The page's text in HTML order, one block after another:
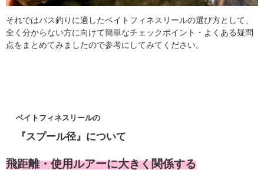
それではバス釣りに適したベイトフィネスリールの選び方として、
全く分からない方に向けて簡単なチェックポイント・よくある疑問
点をまとめてみましたので参考にしてみてください。
ベイトフィネスリールの
『スプール径』について
飛距離・使用ルアーに大きく関係する